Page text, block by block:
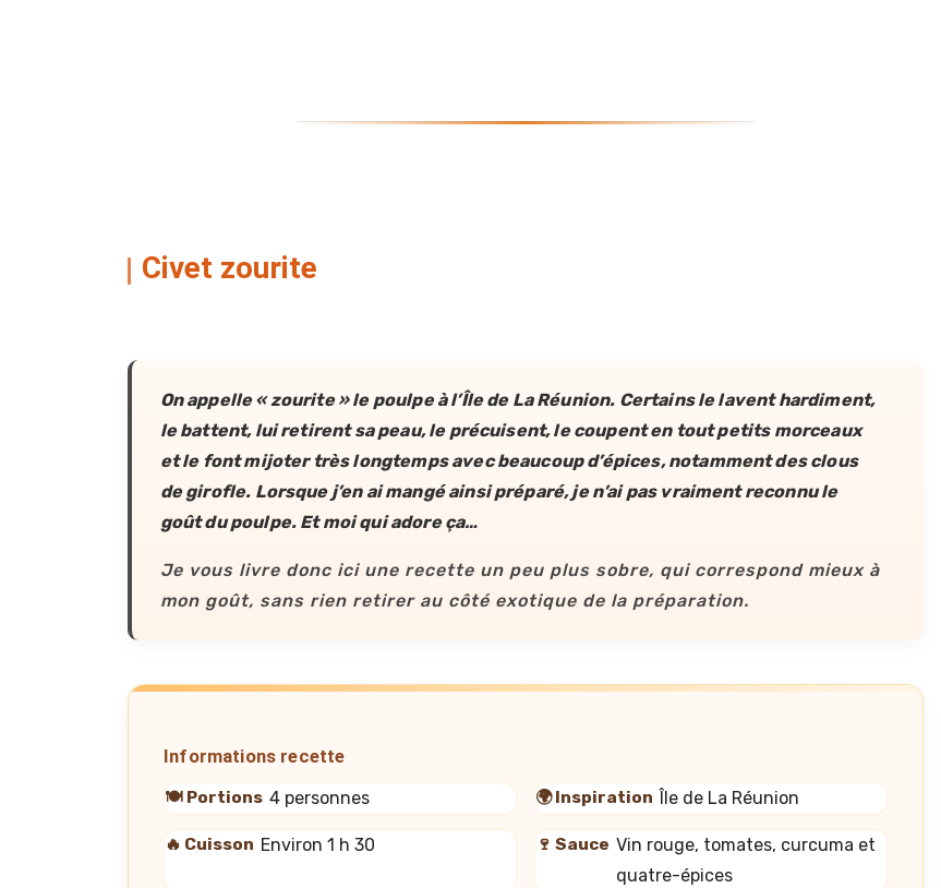
Civet zourite
On appelle « zourite » le poulpe à l’Île de La Réunion. Certains le lavent hardiment,
le battent, lui retirent sa peau, le précuisent, le coupent en tout petits morceaux
et le font mijoter très longtemps avec beaucoup d’épices, notamment des clous
de girofle. Lorsque j’en ai mangé ainsi préparé, je n’ai pas vraiment reconnu le
goût du poulpe. Et moi qui adore ça…
Je vous livre donc ici une recette un peu plus sobre, qui correspond mieux à
mon goût, sans rien retirer au côté exotique de la préparation.
Informations recette
🍽️ Portions 4 personnes 🌍 Inspiration Île de La Réunion
🔥 Cuisson Environ 1 h 30 🍷 Sauce Vin rouge, tomates, curcuma et
quatre-épices